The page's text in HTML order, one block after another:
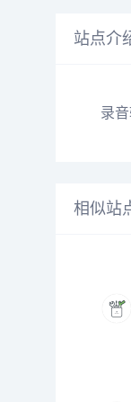
站点介
录
相似站